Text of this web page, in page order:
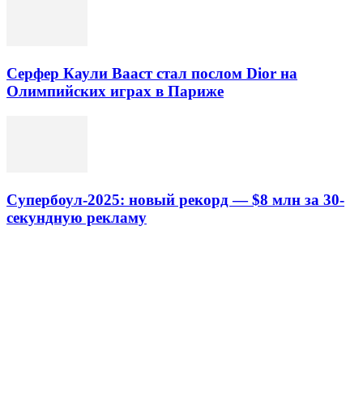
Серфер Каули Вааст стал послом Dior на
Олимпийских играх в Париже
Супербоул-2025: новый рекорд — $8 млн за 30-
секундную рекламу